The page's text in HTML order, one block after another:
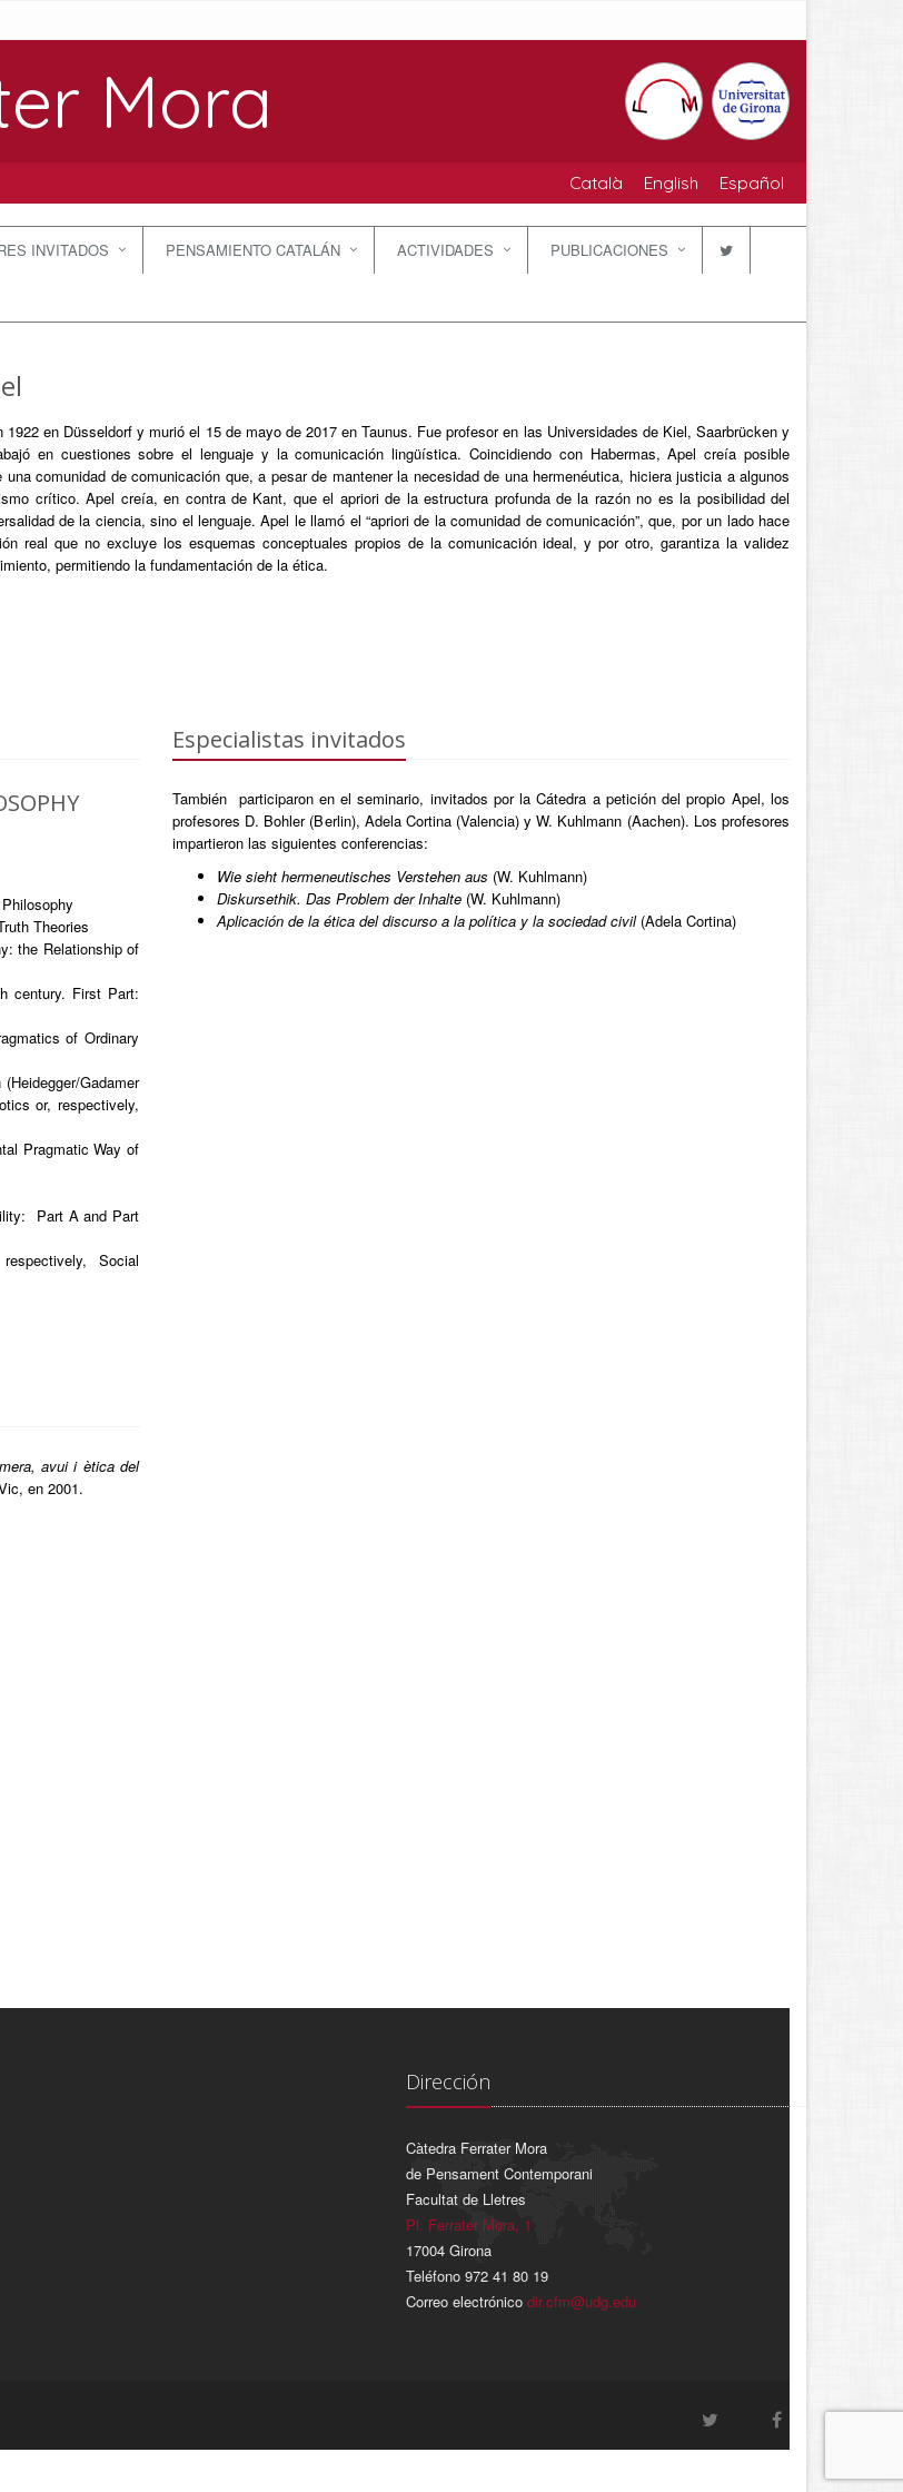
Mora
Català English Español
INVITADOS PENSAMIENTO CATALÁN ACTIVIDADES PUBLICACIONES
1922 en Düsseldorf y murió el 15 de mayo de 2017 en Taunus. Fue profesor en las Universidades de Kiel, Saarbrücken y
en cuestiones sobre el lenguaje y la comunicación lingüística. Coincidiendo con Habermas, Apel creía posible
comunidad de comunicación que, a pesar de mantener la necesidad de una hermenéutica, hiciera justicia a algunos
crítico. Apel creía, en contra de Kant, que el apriori de la estructura profunda de la razón no es la posibilidad del
de la ciencia, sino el lenguaje. Apel le llamó el “apriori de la comunidad de comunicación”, que, por un lado hace
real que no excluye los esquemas conceptuales propios de la comunicación ideal, y por otro, garantiza la validez
permitiendo la fundamentación de la ética.
Theories
the Relationship of
century. First Part:
of Ordinary
Gadamer
or, respectively,
Pragmatic Way of
Part A and Part
Social
Especialistas invitados
También participaron en el seminario, invitados por la Cátedra a petición del propio Apel, los
profesores D. Bohler (Berlin), Adela Cortina (Valencia) y W. Kuhlmann (Aachen). Los profesores
impartieron las siguientes conferencias:
Wie sieht hermeneutisches Verstehen aus (W. Kuhlmann)
Diskursethik. Das Problem der Inhalte (W. Kuhlmann)
Aplicación de la ética del discurso a la política y la sociedad civil(Adela Cortina)
avui i ètica del
en 2001.
Dirección
Càtedra Ferrater Mora
de Pensament Contemporani
Facultat de Lletres
Pl. Ferrater Mora, 1
17004 Girona
Teléfono 972 41 80 19
Correo electrónico dir.cfm@udg.edu